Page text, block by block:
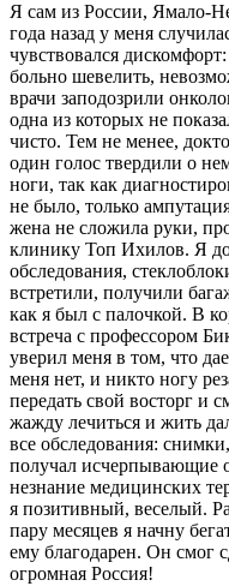
Я сам из России, Ямало-
года назад у меня
чувствовался
больно шевелить,
врачи заподозрили
одна из которых не
чисто. Тем не менее,
один голос твердили о
ноги, так как
не было, только
жена не сложила руки,
клинику Топ Ихилов. Я
обследования,
встретили, получили
как я был с палочкой. В
встреча с профессором
уверил меня в том, что
меня нет, и никто ногу
передать свой восторг и
жажду лечиться и жить
все обследования:
получал исчерпывающие
незнание медицинских
я позитивный, веселый.
пару месяцев я начну
ему благодарен. Он смог
огромная Россия!